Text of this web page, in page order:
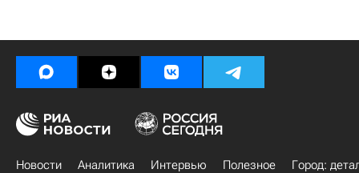
Новости Аналитика Интервью Полезное
Город: